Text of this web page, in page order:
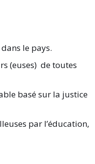
le pays.
(euses) de toutes
basé sur la justice
par l’éducation,